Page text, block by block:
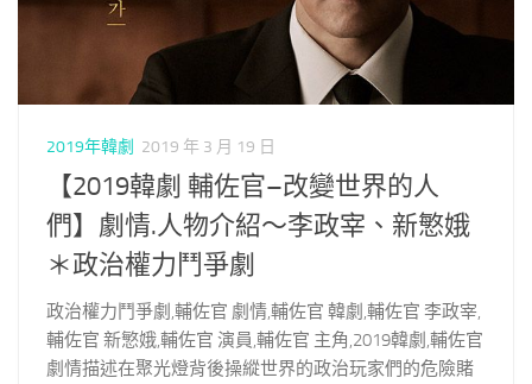
2019年韓劇 2019 年 3 月 19 日
【2019韓劇 輔佐官–改變世界的人
們】劇情.人物介紹～李政宰、新慜娥
＊政治權力鬥爭劇
政治權力鬥爭劇,輔佐官 劇情,輔佐官 韓劇,輔佐官 李政宰,
輔佐官 新慜娥,輔佐官 演員,輔佐官 主角,2019韓劇,輔佐官
劇情描述在聚光燈背後操縱世界的政治玩家們的危險賭